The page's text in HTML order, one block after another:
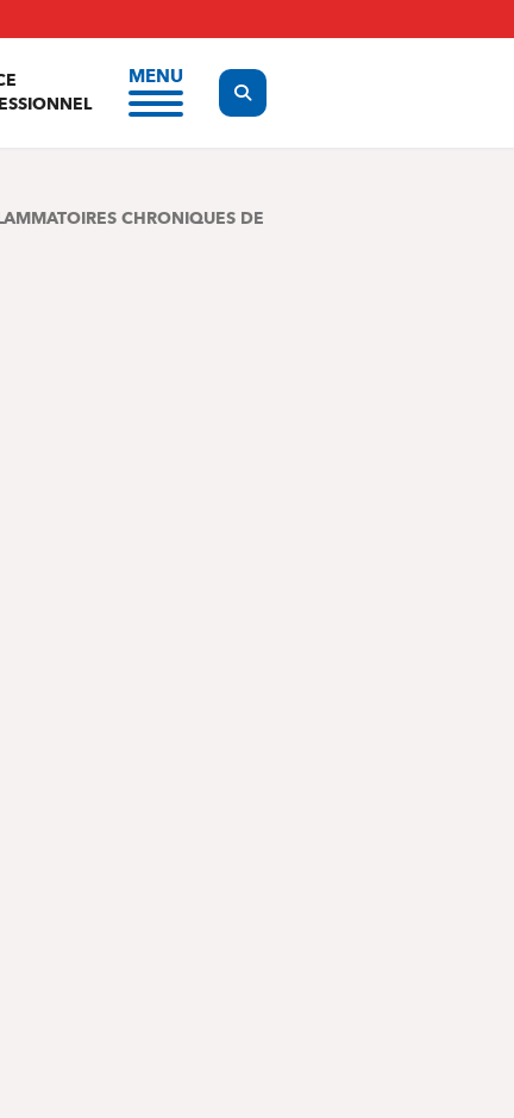
MENU
Display the search form
CHRONIQUES DE